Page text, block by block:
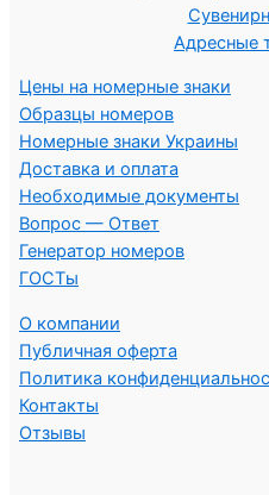
Адресные
Цены на номерные знаки
Образцы номеров
Номерные знаки Украины
Доставка и оплата
Необходимые документы
Вопрос — Ответ
Генератор номеров
ГОСТы
О компании
Публичная оферта
Политика
Контакты
Отзывы